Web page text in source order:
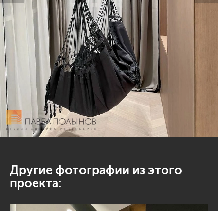
Другие фотографии из этого
проекта: